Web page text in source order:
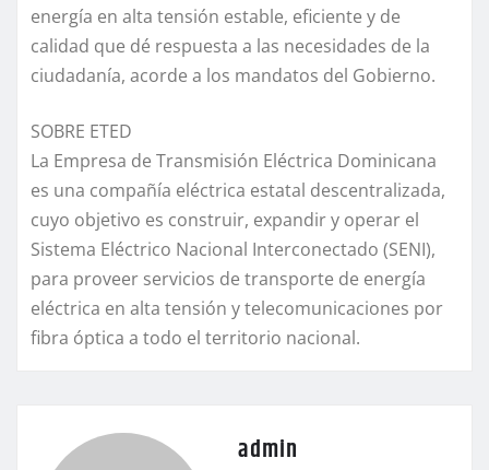
energía en alta tensión estable, eficiente y de
calidad que dé respuesta a las necesidades de la
ciudadanía, acorde a los mandatos del Gobierno.
SOBRE ETED
La Empresa de Transmisión Eléctrica Dominicana
es una compañía eléctrica estatal descentralizada,
cuyo objetivo es construir, expandir y operar el
Sistema Eléctrico Nacional Interconectado (SENI),
para proveer servicios de transporte de energía
eléctrica en alta tensión y telecomunicaciones por
fibra óptica a todo el territorio nacional.
admin